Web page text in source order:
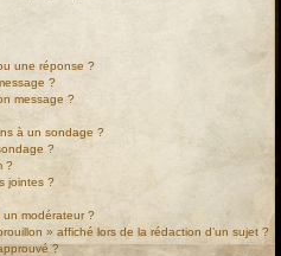
une réponse ?
?
message ?
à un sondage ?
?
?
jointes ?
un modérateur ?
» affiché lors de la rédaction d’un sujet ?
?